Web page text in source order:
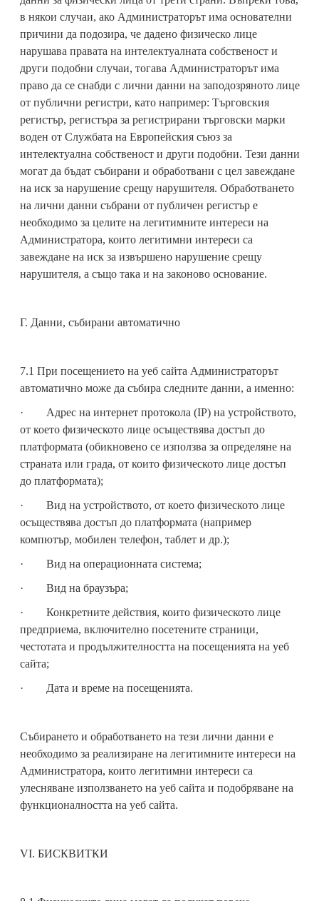
в някои случаи, ако Администраторът има основателни
причини да подозира, че дадено физическо лице
нарушава правата на интелектуалната собственост и
други подобни случаи, тогава Администраторът има
право да се снабди с лични данни на заподозряното лице
от публични регистри, като например: Търговския
регистър, регистъра за регистрирани търговски марки
воден от Службата на Европейския съюз за
интелектуална собственост и други подобни. Тези данни
могат да бъдат събирани и обработвани с цел завеждане
на иск за нарушение срещу нарушителя. Обработването
на лични данни събрани от публичен регистър е
необходимо за целите на легитимните интереси на
Aдминистратора, които легитимни интереси са
завеждане на иск за извършено нарушение срещу
нарушителя, а също така и на законово основание.
Г. Данни, събирани автоматично
7.1 При посещението на уеб сайта Администраторът
автоматично може да събира следните данни, а именно:
· Адрес на интернет протокола (IP) на устройството,
от което физическото лице осъществява достъп до
платформата (обикновено се използва за определяне на
страната или града, от които физическото лице достъп
до платформата);
· Вид на устройството, от което физическото лице
осъществява достъп до платформата (например
компютър, мобилен телефон, таблет и др.);
· Вид на операционната система;
· Вид на браузъра;
· Конкретните действия, които физическото лице
предприема, включително посетените страници,
честотата и продължителността на посещенията на уеб
сайта;
· Дата и време на посещенията.
Събирането и обработването на тези лични данни е
необходимо за реализиране на легитимните интереси на
Aдминистратора, които легитимни интереси са
улесняване използването на уеб сайта и подобряване на
функционалността на уеб сайта.
VI. БИСКВИТКИ